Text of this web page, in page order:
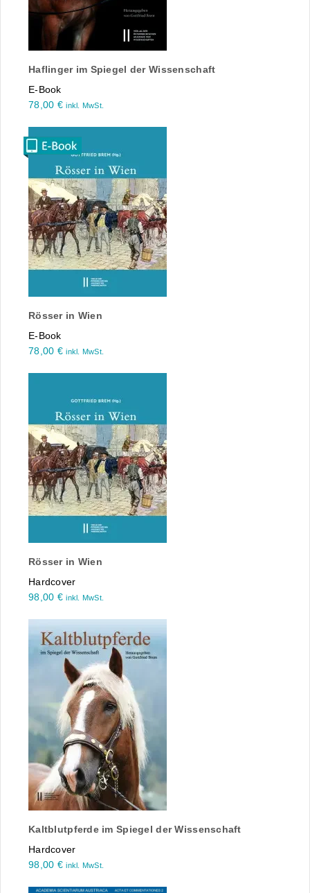
Haflinger im Spiegel der Wissenschaft
E-Book
78,00 € inkl. MwSt.
Rösser in Wien
E-Book
78,00 € inkl. MwSt.
Rösser in Wien
Hardcover
98,00 € inkl. MwSt.
Kaltblutpferde im Spiegel der Wissenschaft
Hardcover
98,00 € inkl. MwSt.